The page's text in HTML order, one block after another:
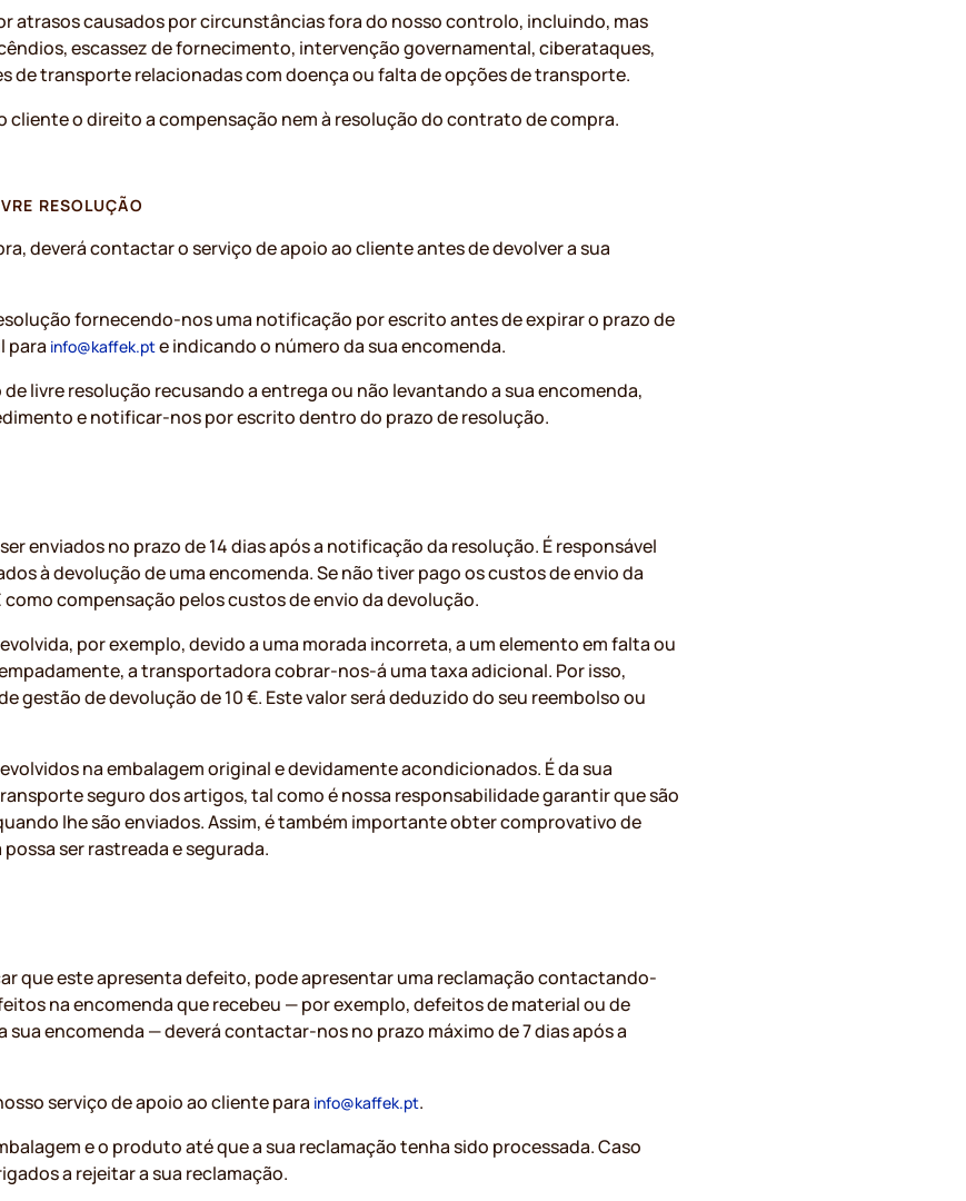
atrasos causados por circunstâncias fora do nosso controlo, incluindo, mas
escassez de fornecimento, intervenção governamental, ciberataques,
de transporte relacionadas com doença ou falta de opções de transporte.
cliente o direito a compensação nem à resolução do contrato de compra.
RESOLUÇÃO
deverá contactar o serviço de apoio ao cliente antes de devolver a sua
fornecendo-nos uma notificação por escrito antes de expirar o prazo de
para info@kaffek.pte indicando o número da sua encomenda.
livre resolução recusando a entrega ou não levantando a sua encomenda,
e notificar-nos por escrito dentro do prazo de resolução.
enviados no prazo de 14 dias após a notificação da resolução. É responsável
à devolução de uma encomenda. Se não tiver pago os custos de envio da
compensação pelos custos de envio da devolução.
por exemplo, devido a uma morada incorreta, a um elemento em falta ou
a transportadora cobrar-nos-á uma taxa adicional. Por isso,
gestão de devolução de 10 €. Este valor será deduzido do seu reembolso ou
na embalagem original e devidamente acondicionados. É da sua
seguro dos artigos, tal como é nossa responsabilidade garantir que são
lhe são enviados. Assim, é também importante obter comprovativo de
ser rastreada e segurada.
que este apresenta defeito, pode apresentar uma reclamação contactando-
na encomenda que recebeu — por exemplo, defeitos de material ou de
encomenda — deverá contactar-nos no prazo máximo de 7 dias após a
serviço de apoio ao cliente para info@kaffek.pt.
e o produto até que a sua reclamação tenha sido processada. Caso
a rejeitar a sua reclamação.